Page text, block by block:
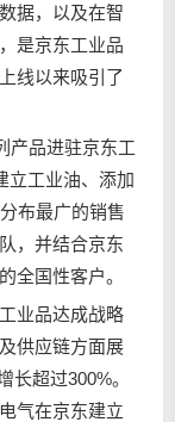
据，以及在智
是京东工业品
线以来吸引了
产品进驻京东工
立工业油、添加
布最广的销售
，并结合京东
全国性客户。
业品达成战略
供应链方面展
超过300%。
气在京东建立